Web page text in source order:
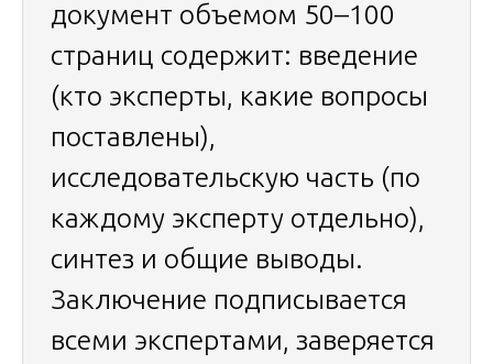
документ объемом 50–100
страниц содержит: введение
(кто эксперты, какие вопросы
поставлены),
исследовательскую часть (по
каждому эксперту отдельно),
синтез и общие выводы.
Заключение подписывается
всеми экспертами, заверяется